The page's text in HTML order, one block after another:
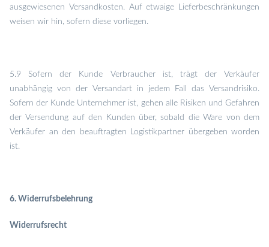
ausgewiesenen Versandkosten. Auf etwaige Lieferbeschränkungen
weisen wir hin, sofern diese vorliegen.
5.9 Sofern der Kunde Verbraucher ist, trägt der Verkäufer
unabhängig von der Versandart in jedem Fall das Versandrisiko.
Sofern der Kunde Unternehmer ist, gehen alle Risiken und Gefahren
der Versendung auf den Kunden über, sobald die Ware von dem
Verkäufer an den beauftragten Logistikpartner übergeben worden
ist.
6. Widerrufsbelehrung
Widerrufsrecht